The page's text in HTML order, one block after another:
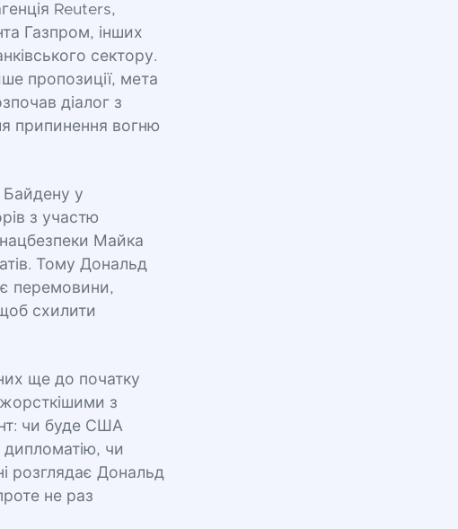
Reuters,
Газпром, інших
сектору.
пропозиції, мета
діалог з
припинення вогню
Байдену у
з участю
Майка
Тому Дональд
перемовини,
схилити
ще до початку
з
чи буде США
дипломатію, чи
розглядає Дональд
не раз